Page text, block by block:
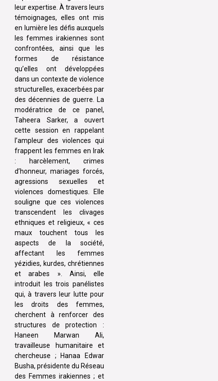
leur expertise. À travers leurs
témoignages, elles ont mis
en lumière les défis auxquels
les femmes irakiennes sont
confrontées, ainsi que les
formes de résistance
qu’elles ont développées
dans un contexte de violence
structurelles, exacerbées par
des décennies de guerre. La
modératrice de ce panel,
Taheera Sarker, a ouvert
cette session en rappelant
l’ampleur des violences qui
frappent les femmes en Irak
: harcèlement, crimes
d’honneur, mariages forcés,
agressions sexuelles et
violences domestiques. Elle
souligne que ces violences
transcendent les clivages
ethniques et religieux, « ces
maux touchent tous les
aspects de la société,
affectant les femmes
yézidies, kurdes, chrétiennes
et arabes ». Ainsi, elle
introduit les trois panélistes
qui, à travers leur lutte pour
les droits des femmes,
cherchent à renforcer des
structures de protection :
Haneen Marwan Ali,
travailleuse humanitaire et
chercheuse ; Hanaa Edwar
Busha, présidente du Réseau
des Femmes irakiennes ; et